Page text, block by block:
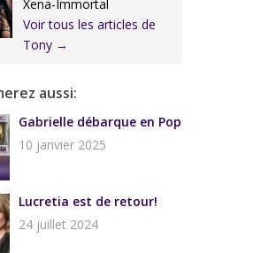
Xena-Immortal
Voir tous les articles de
Tony →
aussi:
Gabrielle débarque en Pop
10 janvier 2025
Lucretia est de retour!
24 juillet 2024